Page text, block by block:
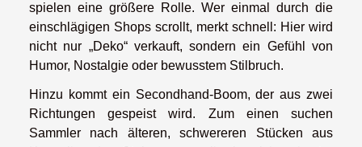
spielen eine größere Rolle. Wer einmal durch die
einschlägigen Shops scrollt, merkt schnell: Hier wird
nicht nur „Deko“ verkauft, sondern ein Gefühl von
Humor, Nostalgie oder bewusstem Stilbruch.
Hinzu kommt ein Secondhand-Boom, der aus zwei
Richtungen gespeist wird. Zum einen suchen
Sammler nach älteren, schwereren Stücken aus